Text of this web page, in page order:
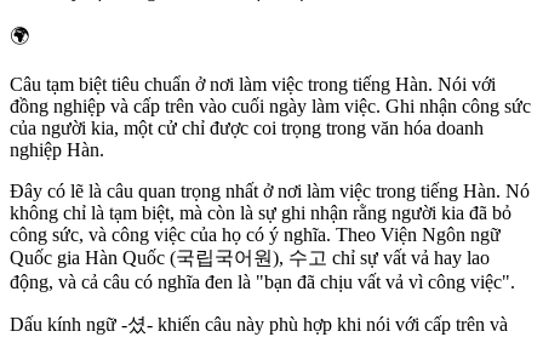
🌍
Câu tạm biệt tiêu chuẩn ở nơi làm việc trong tiếng Hàn. Nói với
đồng nghiệp và cấp trên vào cuối ngày làm việc. Ghi nhận công sức
của người kia, một cử chỉ được coi trọng trong văn hóa doanh
nghiệp Hàn.
Đây có lẽ là câu quan trọng nhất ở nơi làm việc trong tiếng Hàn. Nó
không chỉ là tạm biệt, mà còn là sự ghi nhận rằng người kia đã bỏ
công sức, và công việc của họ có ý nghĩa. Theo Viện Ngôn ngữ
Quốc gia Hàn Quốc (국립국어원), 수고 chỉ sự vất vả hay lao
động, và cả câu có nghĩa đen là "bạn đã chịu vất vả vì công việc".
Dấu kính ngữ -셨- khiến câu này phù hợp khi nói với cấp trên và